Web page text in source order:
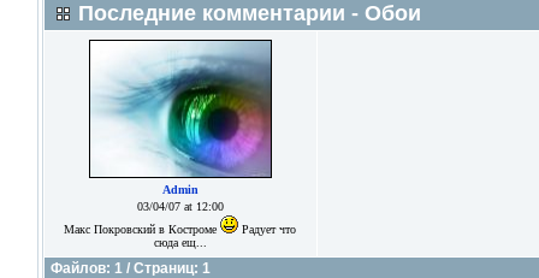
Последние комментарии - Обои
Admin
03/04/07 at 12:00
Макс Покровский в Костроме
Радует что
сюда ещ...
Файлов: 1 / Страниц: 1